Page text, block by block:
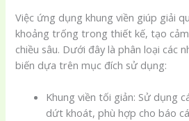
Việc ứng dụng khung viền giúp giải
khoảng trống trong thiết kế, tạo
chiều sâu. Dưới đây là phân loại các
biến dựa trên mục đích sử dụng:
Khung viền tối giản: Sử dụng
dứt khoát, phù hợp cho báo